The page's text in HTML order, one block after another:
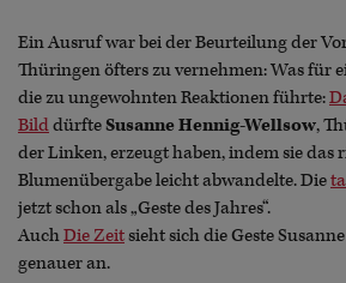
Ein Ausruf war bei der Beurteilung der
Thüringen öfters zu vernehmen: Was für
die zu ungewohnten Reaktionen führte:
BilddürfteSusanne Hennig-Wellsow,
der Linken, erzeugt haben, indem sie das
Blumenübergabe leicht abwandelte. Die
jetzt schon als „Geste des Jahres“.
AuchDie Zeitsieht sich die Geste
genauer an.